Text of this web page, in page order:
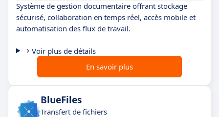
Système de gestion documentaire offrant stockage
sécurisé, collaboration en temps réel, accès mobile et
automatisation des flux de travail.
Voir plus de détails
En savoir plus
BlueFiles
Transfert de fichiers